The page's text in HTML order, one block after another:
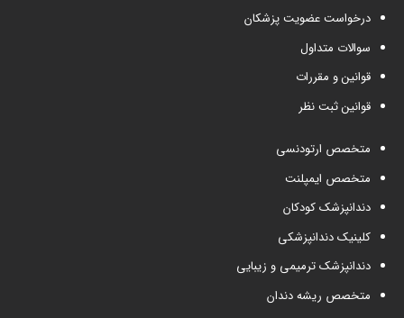
درخواست عضویت پزشکان
سوالات متداول
قوانین و مقررات
قوانین ثبت نظر
متخصص ارتودنسی
متخصص ایمپلنت
دندانپزشک کودکان
کلینیک دندانپزشکی
دندانپزشک ترمیمی و زیبایی
متخصص ریشه دندان